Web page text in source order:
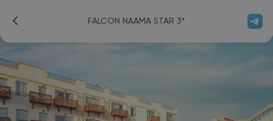
FALCON NAAMA STAR 3*